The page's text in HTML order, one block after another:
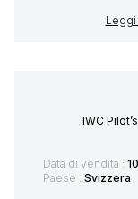
IWC
Data di vendita :
Paese : Svizzera